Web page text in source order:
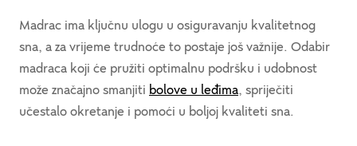
Madrac ima ključnu ulogu u osiguravanju kvalitetnog
sna, a za vrijeme trudnoće to postaje još važnije. Odabir
madraca koji će pružiti optimalnu podršku i udobnost
može značajno smanjiti bolove u leđima, spriječiti
učestalo okretanje i pomoći u boljoj kvaliteti sna.